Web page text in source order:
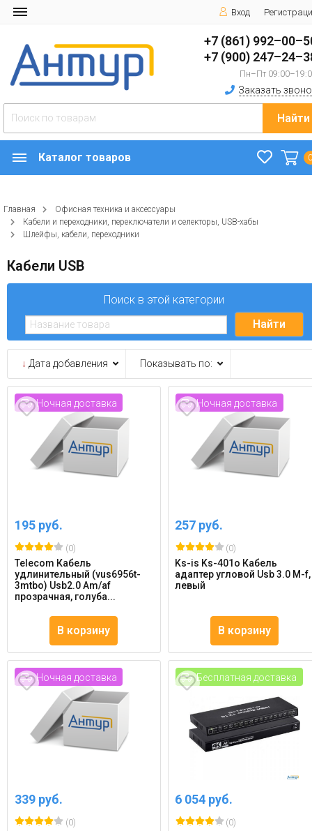
Вход
+7 (861)
+7 (900)
Пн–Пт
Заказать
Найти
Каталог товаров
Главная
Офисная техника и аксессуары
Кабели и переходники, переключатели и селекторы, USB-хабы
Шлейфы, кабели, переходники
Кабели USB
Поиск в этой категории
↓ Дата добавления Показывать по:
Ночная доставка
195 руб.
(0)
Telecom Кабель
удлинительный (vus6956t-
3mtbo) Usb2.0 Am/af
прозрачная, голуба...
В корзину
Ночная доставка
257 руб.
(0)
Ks-is Ks-401o Кабель
адаптер угловой Usb 3.0 M-f,
левый
В корзину
Ночная доставка
339 руб.
(0)
Бесплатная доставка
6 054 руб.
(0)